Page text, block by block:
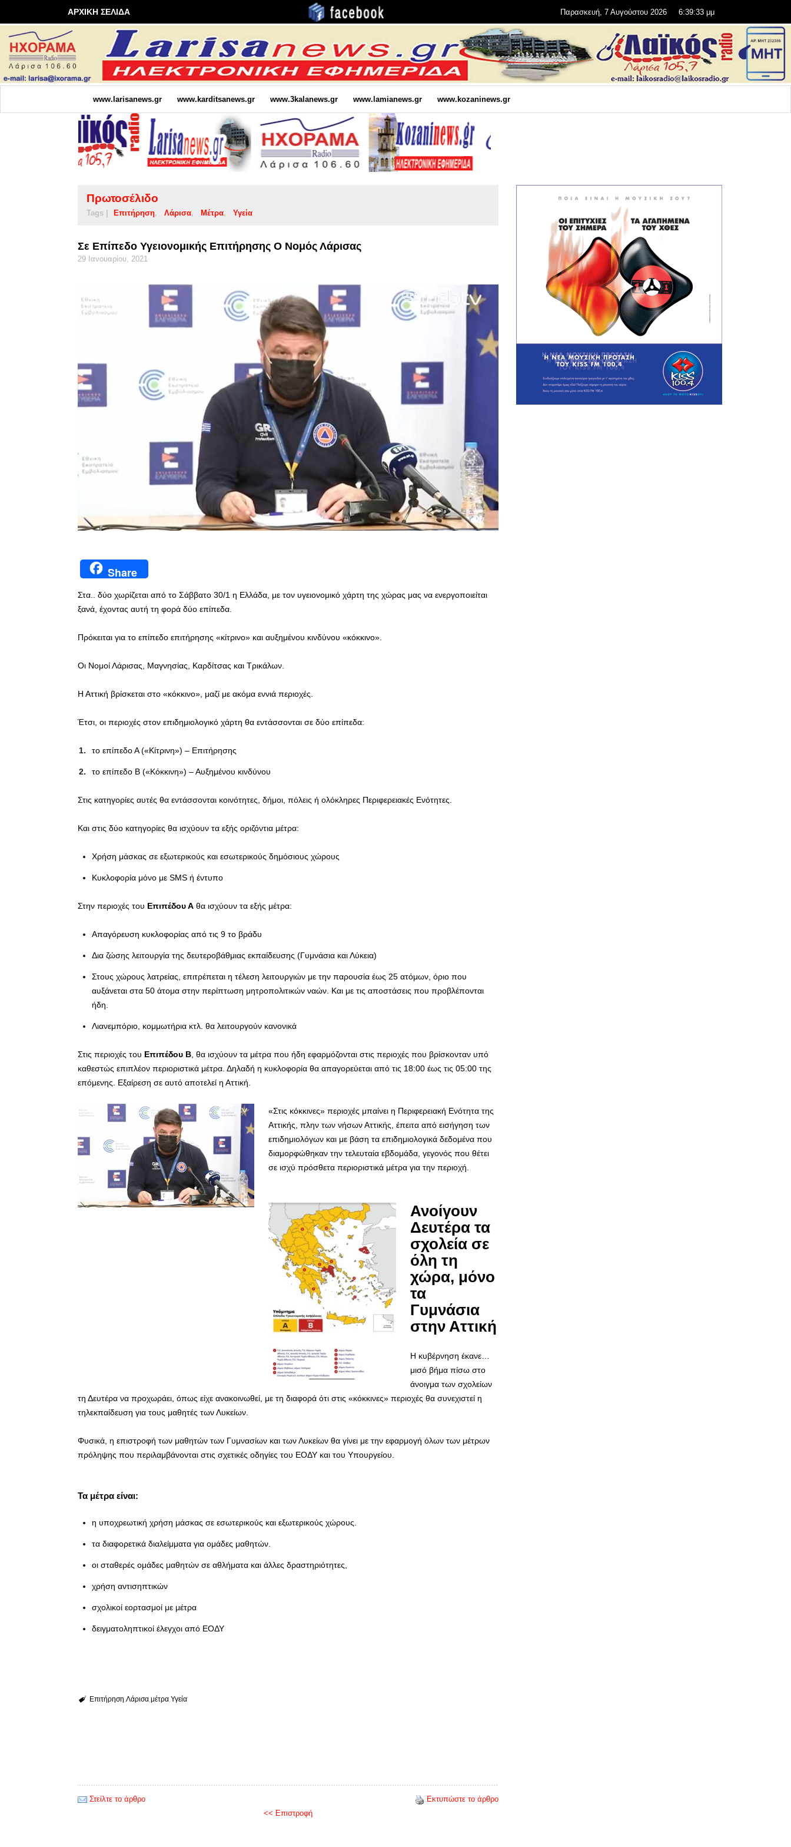
ΑΡΧΙΚΗ ΣΕΛΙΔΑ Παρασκευή, 7 Αυγούστου 2026 6:39:34 μμ
www.larisanews.gr www.karditsanews.gr www.3kalanews.gr www.lamianews.gr www.kozaninews.gr
Πρωτοσέλιδο
Tags | Επιτήρηση Λάρισα Μέτρα Υγεία
Σε Επίπεδο Υγειονομικής Επιτήρησης Ο Νομός Λάρισας
29 Ιανουαρίου, 2021
Share
Στα.. δύο χωρίζεται από το Σάββατο 30/1 η Ελλάδα, με τον υγειονομικό χάρτη της χώρας μας να ενεργοποιείται
ξανά, έχοντας αυτή τη φορά δύο επίπεδα.
Πρόκειται για το επίπεδο επιτήρησης «κίτρινο» και αυξημένου κινδύνου «κόκκινο».
Οι Νομοί Λάρισας, Μαγνησίας, Καρδίτσας και Τρικάλων.
Η Αττική βρίσκεται στο «κόκκινο», μαζί με ακόμα εννιά περιοχές.
Έτσι, οι περιοχές στον επιδημιολογικό χάρτη θα εντάσσονται σε δύο επίπεδα:
το επίπεδο Α («Κίτρινη») – Επιτήρησης
το επίπεδο Β («Κόκκινη») – Αυξημένου κινδύνου
Στις κατηγορίες αυτές θα εντάσσονται κοινότητες, δήμοι, πόλεις ή ολόκληρες Περιφερειακές Ενότητες.
Και στις δύο κατηγορίες θα ισχύουν τα εξής οριζόντια μέτρα:
Χρήση μάσκας σε εξωτερικούς και εσωτερικούς δημόσιους χώρους
Κυκλοφορία μόνο με SMS ή έντυπο
Στην περιοχές του Επιπέδου Α θα ισχύουν τα εξής μέτρα:
Απαγόρευση κυκλοφορίας από τις 9 το βράδυ
Δια ζώσης λειτουργία της δευτεροβάθμιας εκπαίδευσης (Γυμνάσια και Λύκεια)
Στους χώρους λατρείας, επιτρέπεται η τέλεση λειτουργιών με την παρουσία έως 25 ατόμων, όριο που
αυξάνεται στα 50 άτομα στην περίπτωση μητροπολιτικών ναών. Και με τις αποστάσεις που προβλέπονται
ήδη.
Λιανεμπόριο, κομμωτήρια κτλ. θα λειτουργούν κανονικά
Στις περιοχές του Επιπέδου Β, θα ισχύουν τα μέτρα που ήδη εφαρμόζονται στις περιοχές που βρίσκονταν υπό
καθεστώς επιπλέον περιοριστικά μέτρα. Δηλαδή η κυκλοφορία θα απαγορεύεται από τις 18:00 έως τις 05:00 της
επόμενης. Εξαίρεση σε αυτό αποτελεί η Αττική.
«Στις κόκκινες» περιοχές μπαίνει η Περιφερειακή Ενότητα της
Αττικής, πλην των νήσων Αττικής, έπειτα από εισήγηση των
επιδημιολόγων και με βάση τα επιδημιολογικά δεδομένα που
διαμορφώθηκαν την τελευταία εβδομάδα, γεγονός που θέτει
σε ισχύ πρόσθετα περιοριστικά μέτρα για την περιοχή.
Ανοίγουν
Δευτέρα τα
σχολεία σε
όλη τη
χώρα, μόνο
τα
Γυμνάσια
στην Αττική
Η κυβέρνηση έκανε…
μισό βήμα πίσω στο
άνοιγμα των σχολείων
τη Δευτέρα να προχωράει, όπως είχε ανακοινωθεί, με τη διαφορά ότι στις «κόκκινες» περιοχές θα συνεχιστεί η
τηλεκπαίδευση για τους μαθητές των Λυκείων.
Φυσικά, η επιστροφή των μαθητών των Γυμνασίων και των Λυκείων θα γίνει με την εφαρμογή όλων των μέτρων
πρόληψης που περιλαμβάνονται στις σχετικές οδηγίες του ΕΟΔΥ και του Υπουργείου.
Τα μέτρα είναι:
η υποχρεωτική χρήση μάσκας σε εσωτερικούς και εξωτερικούς χώρους.
τα διαφορετικά διαλείμματα για ομάδες μαθητών.
οι σταθερές ομάδες μαθητών σε αθλήματα και άλλες δραστηριότητες,
χρήση αντισηπτικών
σχολικοί εορτασμοί με μέτρα
δειγματοληπτικοί έλεγχοι από ΕΟΔΥ
Επιτήρηση Λάρισα μέτρα Υγεία
Στείλτε το άρθρο
Εκτυπώστε το άρθρο
<< Επιστροφή